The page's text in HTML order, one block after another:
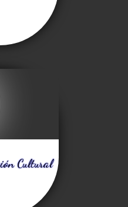
Cultural